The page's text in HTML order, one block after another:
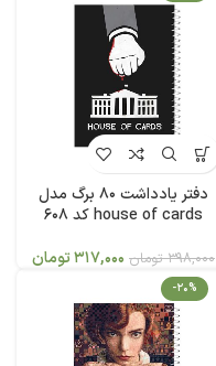
دفتر یادداشت 80 برگ مدل
house of cards کد 608
398,000 تومان 317,000تومان
-20%